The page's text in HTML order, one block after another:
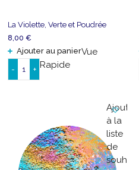
La Violette, Verte et Poudrée
8,00 €
Ajouter au panierVue
Rapide
-
quantité
Poudrée
+
Ajouter
à la
liste
de
souhaits